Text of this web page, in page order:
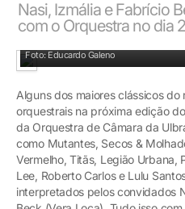
Nasi, Izmália e Fabrício
com o Orquestra no dia
Foto: Educardo Galeno
Alguns dos maiores clássicos
orquestrais na próxima edição
da Orquestra de Câmara da
como Mutantes, Secos &
Vermelho, Titãs, Legião Urbana,
Lee, Roberto Carlos e Lulu
interpretados pelos convidados